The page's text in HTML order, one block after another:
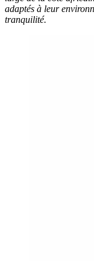
adaptés à leur
tranquilité.